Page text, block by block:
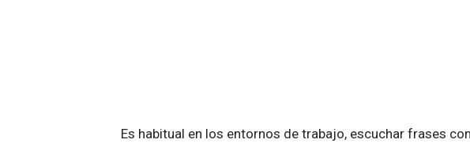
Es habitual en los entornos de trabajo, escuchar frases